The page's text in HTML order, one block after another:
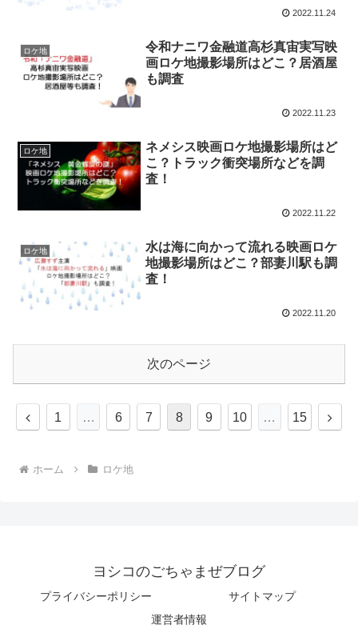
2022.11.24
ロケ地
令和ナニワ金融道高杉真宙実写映
画ロケ地撮影場所はどこ？居酒屋
も調査
2022.11.23
ロケ地
ネメシス映画ロケ地撮影場所はど
こ？トラック衝突場所などを調
査！
2022.11.22
ロケ地
水は海に向かって流れる映画ロケ
地撮影場所はどこ？部妻川駅も調
査！
2022.11.20
次のページ
1 … 6 7 8 9 10 … 15
ホーム ロケ地
ヨシコのごちゃまぜブログ
プライバシーポリシー
サイトマップ
運営者情報